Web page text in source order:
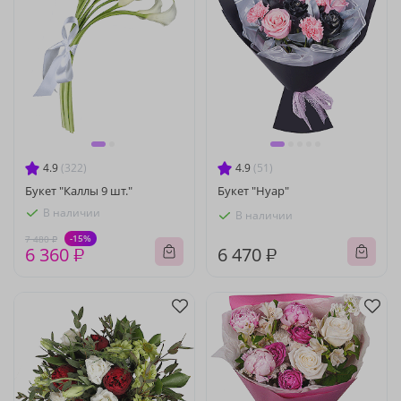
4.9 (322)
Букет "Каллы 9 шт."
В наличии
7 480 ₽ -15%
6 360 ₽
4.9 (51)
Букет "Нуар"
В наличии
6 470 ₽